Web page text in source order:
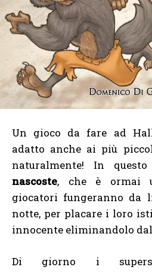
Un gioco da fare ad
adatto anche ai più
naturalmente! In
nascoste, che è ormai
giocatori fungeranno da
notte, per placare i loro
innocente eliminandolo
Di giorno i